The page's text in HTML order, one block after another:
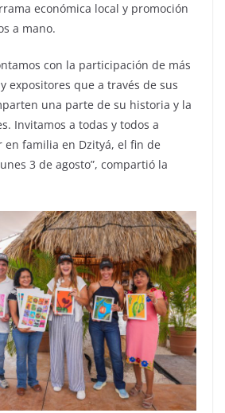
económica local y promoción
a mano.
con la participación de más
expositores que a través de sus
una parte de su historia y la
Invitamos a todas y todos a
en familia en Dzityá, el fin de
3 de agosto”, compartió la